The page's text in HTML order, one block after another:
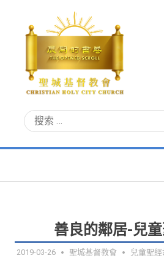
聖
基
督
會
Christian
Holy
Church
善良的鄰居-兒
2019-03-26 聖城基督教會 兒童聖